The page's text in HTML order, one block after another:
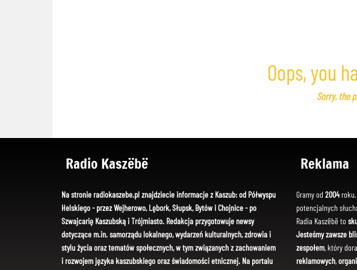
Oops, you
Sorry, the
Radio Kaszëbë
Na stronie radiokaszebe.pl znajdziecie informacje z Kaszub: od Półwyspu
Helskiego - przez Wejherowo, Lębork, Słupsk, Bytów i Chojnice - po
Szwajcarię Kaszubską i Trójmiasto. Redakcja przygotowuje newsy
dotyczące m.in. samorządu lokalnego, wydarzeń kulturalnych, zdrowia i
stylu życia oraz tematów społecznych, w tym związanych z zachowaniem
i rozwojem języka kaszubskiego oraz świadomości etnicznej. Na portalu
Reklama
Gramy od 2004
potencjalnych
Radia Kaszëbë to
Jesteśmy zawsze
zespołem, który
reklamowych,